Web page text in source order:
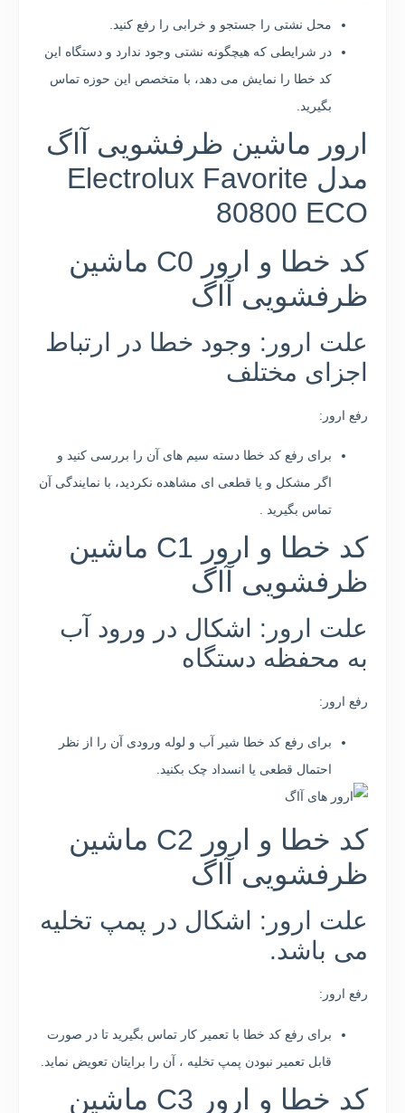
محل نشتی را جستجو و خرابی را رفع کنید.
در شرایطی که هیچگونه نشتی وجود ندارد و دستگاه این
کد خطا را نمایش می دهد، با متخصص این حوزه تماس
بگیرید.
ارور ماشین ظرفشویی آاگ
مدل Electrolux Favorite
80800 ECO
کد خطا و ارور C0 ماشین
ظرفشویی آاگ
علت ارور: وجود خطا در ارتباط
اجزای مختلف
رفع ارور:
برای رفع کد خطا دسته سیم های آن را بررسی کنید و
اگر مشکل و یا قطعی ای مشاهده نکردید، با نمایندگی آن
تماس بگیرید .
کد خطا و ارور C1 ماشین
ظرفشویی آاگ
علت ارور: اشکال در ورود آب
به محفظه دستگاه
رفع ارور:
برای رفع کد خطا شیر آب و لوله ورودی آن را از نظر
احتمال قطعی یا انسداد چک بکنید.
کد خطا و ارور C2 ماشین
ظرفشویی آاگ
علت ارور: اشکال در پمپ تخلیه
می باشد.
رفع ارور:
برای رفع کد خطا با تعمیر کار تماس بگیرید تا در صورت
قابل تعمیر نبودن پمپ تخلیه ، آن را برایتان تعویض نماید.
کد خطا و ارور C3 ماشین